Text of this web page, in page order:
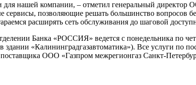
для нашей компании, – отметил генеральный
позволяющие решать большинство вопросов
расширять сеть обслуживания до шаговой
Банка «РОССИЯ» ведется с понедельника по
«Калининградгазавтоматика»). Все услуги по
ООО «Газпром межрегионгаз Санкт-